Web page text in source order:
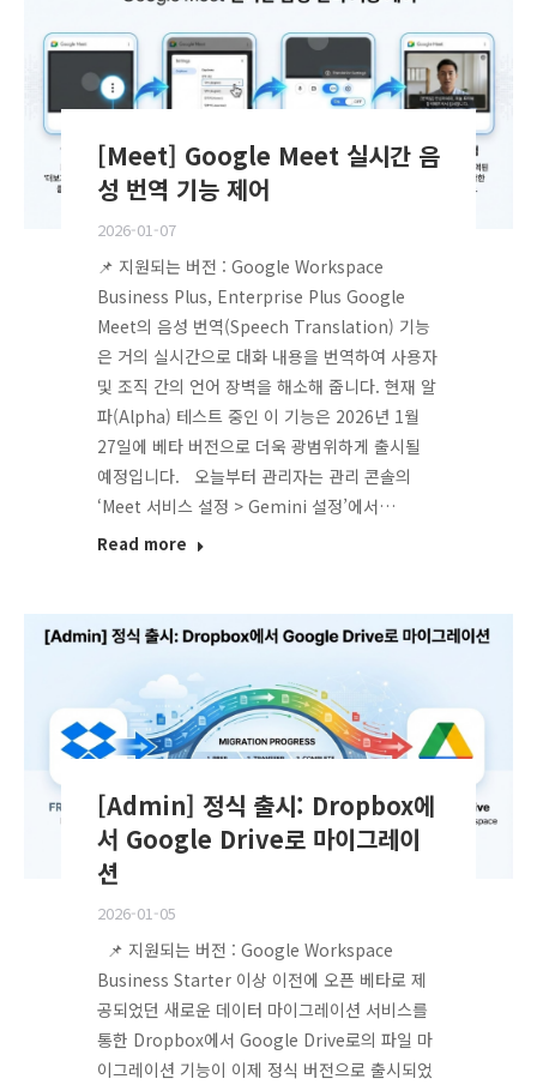
[Meet] Google Meet 실시간 음
성 번역 기능 제어
2026-01-07
📌 지원되는 버전 : Google Workspace
Business Plus, Enterprise Plus Google
Meet의 음성 번역(Speech Translation) 기능
은 거의 실시간으로 대화 내용을 번역하여 사용자
및 조직 간의 언어 장벽을 해소해 줍니다. 현재 알
파(Alpha) 테스트 중인 이 기능은 2026년 1월
27일에 베타 버전으로 더욱 광범위하게 출시될
예정입니다. 오늘부터 관리자는 관리 콘솔의
‘Meet 서비스 설정 > Gemini 설정’에서…
Read more
[Admin] 정식 출시: Dropbox에
서 Google Drive로 마이그레이
션
2026-01-05
📌 지원되는 버전 : Google Workspace
Business Starter 이상 이전에 오픈 베타로 제
공되었던 새로운 데이터 마이그레이션 서비스를
통한 Dropbox에서 Google Drive로의 파일 마
이그레이션 기능이 이제 정식 버전으로 출시되었